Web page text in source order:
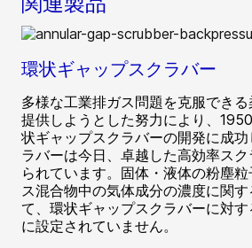
環状ギャップスクラバー
多様な工業排ガス問題を克服でき
提供しようとした努力により、
状ギャップスクラバーの開発に成
ラバーは今日、卓越した高効率ス
られています。固体・液体の粉塵
ス混合物中の気体成分の濃度に関
て、環状ギャップスクラバーに対
に設定されていません。